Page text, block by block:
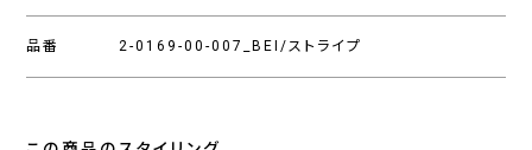
品番 2-0169-00-007_BEI/ストライプ